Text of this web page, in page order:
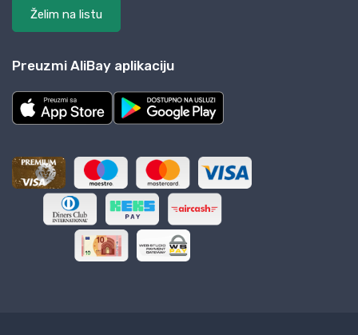
Želim na listu
Preuzmi AliBay aplikaciju